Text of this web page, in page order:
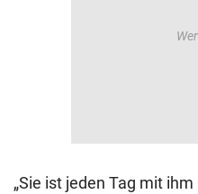
„Sie ist jeden Tag mit